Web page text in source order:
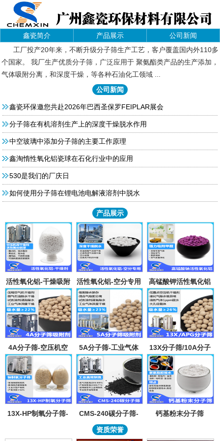
鑫瓷简介 产品展示
公司新闻
工厂投产20年来，不断升级分子筛生产工艺，客户覆盖国内外110多
个国家。 我厂生产优质分子筛，广泛应用于 聚氨酯类产品的生产添加，
气体吸附分离，和深度干燥，等各种石油化工领域 ...
公司新闻
鑫瓷环保邀您共赴2026年巴西圣保罗FEIPLAR展会
分子筛在有机溶剂生产上的深度干燥脱水作用
中空玻璃中添加分子筛的主要工作原理
鑫淘惰性氧化铝瓷球在石化行业中的应用
530是我们的厂庆日
如何使用分子筛在锂电池电解液溶剂中脱水
产品展示
活性氧化铝-干燥吸附
活性氧化铝-空分专用
吸附剂
高锰酸钾活性氧化铝
4A分子筛-空压机空
气气体吸水干燥颗粒-
溶剂试剂深度除水分
子筛吸附球
5A分子筛-工业气体
吸附纯化-溶剂深度除
水-混合气吸附分离
13X分子筛/10A分子
筛-lpglng燃气干燥除
异味除杂-空气低露点
干燥
13X-HP制氧分子筛-
筛95氧浓度-制氧钠分
CMS-240碳分子筛-
工业制氮机吸附剂炭
分子筛-99.999%浓度
钙基粉末分子筛
资质荣誉